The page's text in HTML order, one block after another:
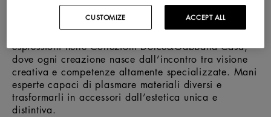
le persone, il territorio, le tradizioni e la cultura.
Questo approccio trova una delle sue massime
espressioni nelle Collezioni Dolce&Gabbana Casa,
dove ogni creazione nasce dall’incontro tra visione
creativa e competenze altamente specializzate. Mani
esperte capaci di plasmare materiali diversi e
trasformarli in accessori dall’estetica unica e
distintiva.
CUSTOMIZE ACCEPT ALL